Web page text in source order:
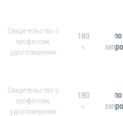
Свидетельство о
профессии,
удостоверение
180
ч.
по
Свидетельство о
профессии,
удостоверение
180
ч.
по